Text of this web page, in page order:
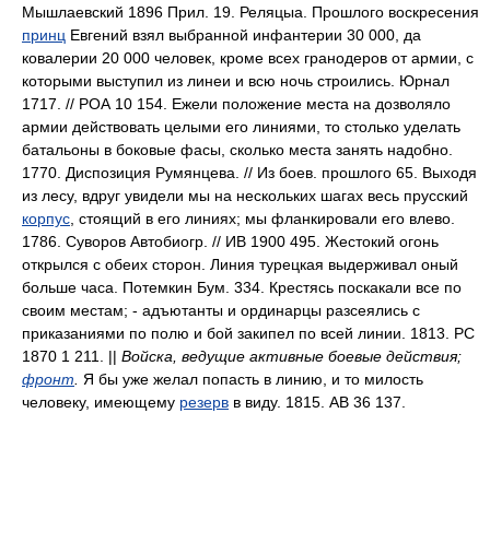
Мышлаевский 1896 Прил. 19. Реляцыа. Прошлого воскресения
принц Евгений взял выбранной инфантерии 30 000, да
ковалерии 20 000 человек, кроме всех гранодеров от армии, с
которыми выступил из линеи и всю ночь строились. Юрнал
1717. // РОА 10 154. Ежели положение места на дозволяло
армии действовать целыми его линиями, то столько уделать
батальоны в боковые фасы, сколько места занять надобно.
1770. Диспозиция Румянцева. // Из боев. прошлого 65. Выходя
из лесу, вдруг увидели мы на нескольких шагах весь прусский
корпус , стоящий в его линиях; мы фланкировали его влево.
1786. Суворов Автобиогр. // ИВ 1900 495. Жестокий огонь
открылся с обеих сторон. Линия турецкая выдерживал оный
больше часа. Потемкин Бум. 334. Крестясь поскакали все по
своим местам; - адъютанты и ординарцы разсеялись с
приказаниями по полю и бой закипел по всей линии. 1813. РС
1870 1 211. || Войска, ведущие активные боевые действия;
фронт
Я бы уже желал попасть в линию, и то милость
человеку, имеющему резерв в виду. 1815. АВ 36 137.